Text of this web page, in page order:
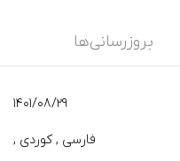
بروزرسانی‌ها
1401/08/29
فارسی , کوردی ,